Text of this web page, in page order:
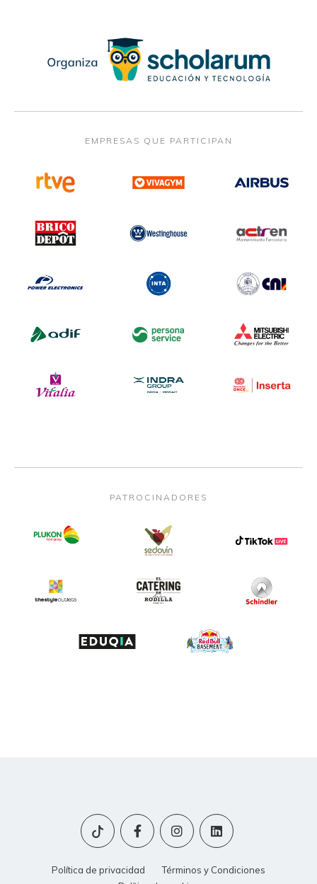
EMPRESAS QUE PARTICIPAN
PATROCINADORES
Política de privacidad
Términos y Condiciones